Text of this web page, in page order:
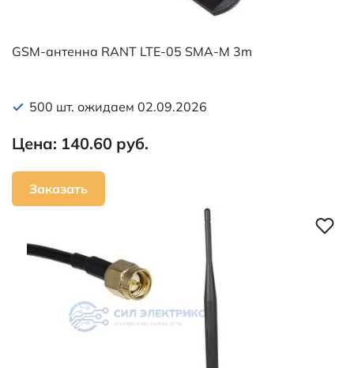
GSM-антенна RANT LTE-05 SMA-M 3m
500 шт. ожидаем 02.09.2026
Цена: 140.60 руб.
Заказать